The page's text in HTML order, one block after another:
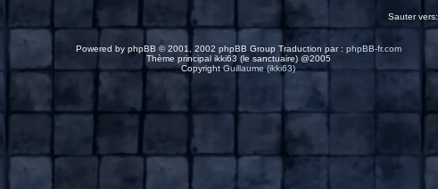
Sauter
Powered by phpBB © 2001, 2002 phpBB Group Traduction par : phpBB-fr.com
Thème principal ikki63 (le sanctuaire) @2005
CopyrightGuillaume (ikki63)